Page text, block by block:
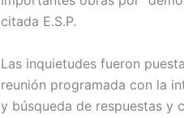
citada E.S.P.
Las inquietudes fueron
reunión programada con la
y búsqueda de respuestas y